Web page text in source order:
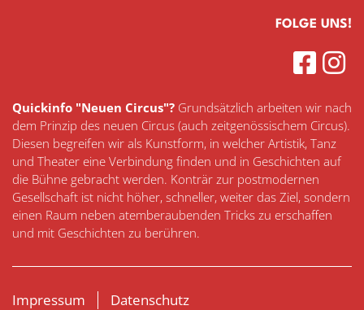
FOLGE UNS!
Quickinfo "Neuen Circus"? Grundsätzlich arbeiten wir nach
dem Prinzip des neuen Circus (auch zeitgenössischem Circus).
Diesen begreifen wir als Kunstform, in welcher Artistik, Tanz
und Theater eine Verbindung finden und in Geschichten auf
die Bühne gebracht werden. Konträr zur postmodernen
Gesellschaft ist nicht höher, schneller, weiter das Ziel, sondern
einen Raum neben atemberaubenden Tricks zu erschaffen
und mit Geschichten zu berühren.
NAVIGATION
Impressum Datenschutz